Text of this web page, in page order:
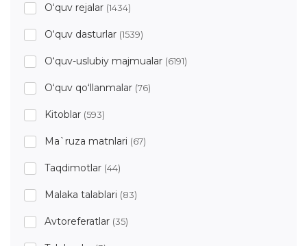
O‘quv rejalar (1434)
O‘quv dasturlar (1539)
O‘quv-uslubiy majmualar (6191)
O‘quv qo‘llanmalar (76)
Kitoblar (593)
Ma`ruza matnlari (67)
Taqdimotlar (44)
Malaka talablari (83)
Avtoreferatlar (35)